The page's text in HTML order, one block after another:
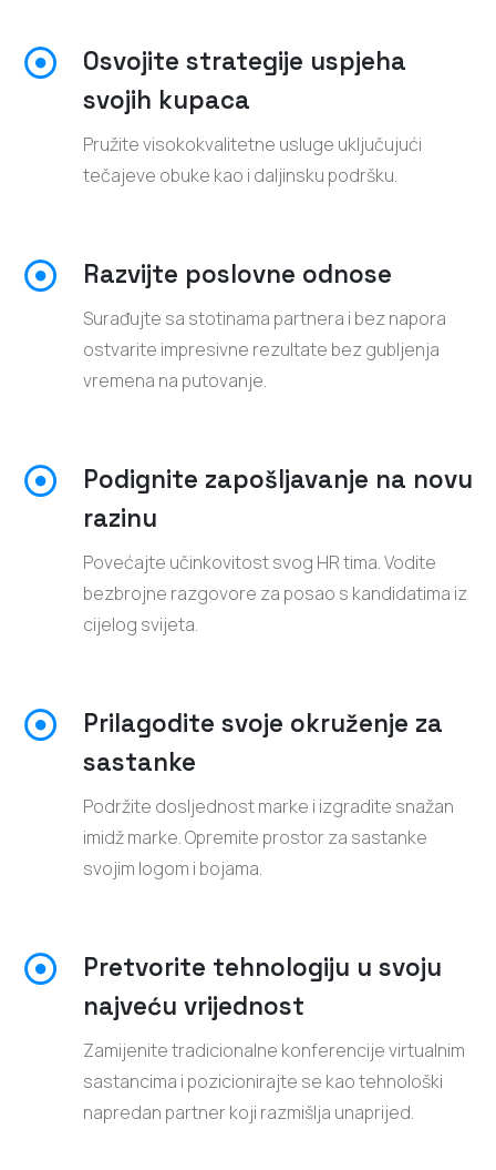
Osvojite strategije uspjeha
svojih kupaca
Pružite visokokvalitetne usluge uključujući
tečajeve obuke kao i daljinsku podršku.
Razvijte poslovne odnose
Surađujte sa stotinama partnera i bez napora
ostvarite impresivne rezultate bez gubljenja
vremena na putovanje.
Podignite zapošljavanje na novu
razinu
Povećajte učinkovitost svog HR tima. Vodite
bezbrojne razgovore za posao s kandidatima iz
cijelog svijeta.
Prilagodite svoje okruženje za
sastanke
Podržite dosljednost marke i izgradite snažan
imidž marke. Opremite prostor za sastanke
svojim logom i bojama.
Pretvorite tehnologiju u svoju
najveću vrijednost
Zamijenite tradicionalne konferencije virtualnim
sastancima i pozicionirajte se kao tehnološki
napredan partner koji razmišlja unaprijed.